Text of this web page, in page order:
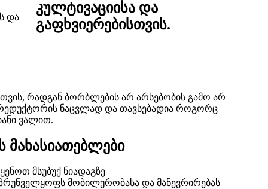
და
რადგან ბორბლების არ არსებობის გამო არ
რედუქტორის ნაცვლად და თავსებადია როგორც
ვალით.
მახასიათებლები
მსუბუქ ნიადაგზე
მობილურობასა და მანევრირებას